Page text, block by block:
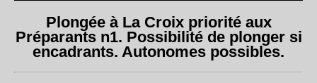
Plongée à La Croix priorité aux
Préparants n1. Possibilité de plonger si
encadrants. Autonomes possibles.